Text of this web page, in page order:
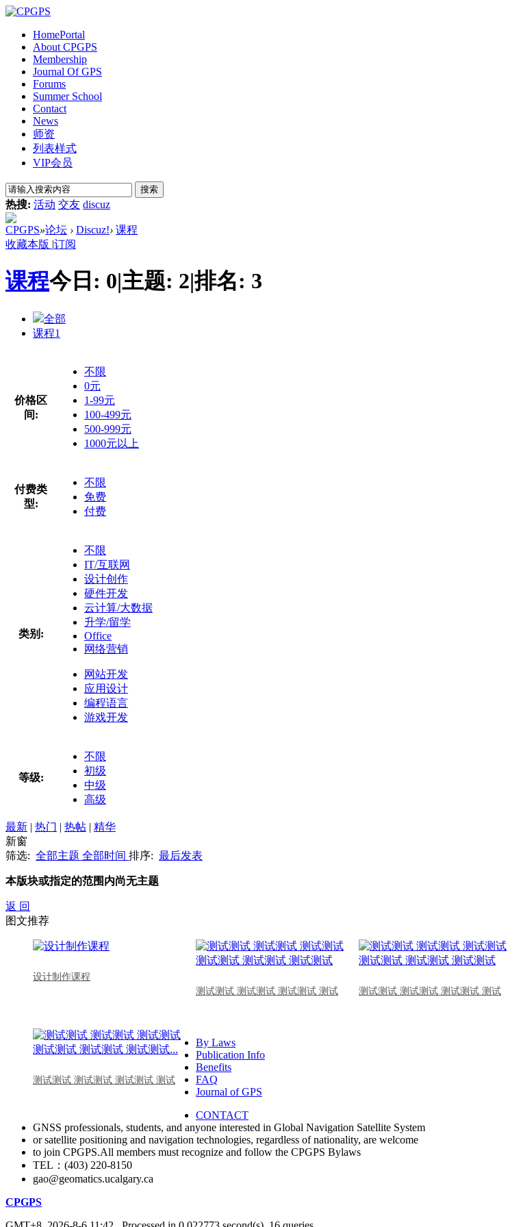
HomePortal
About CPGPS
Membership
Journal Of GPS
Forums
Summer School
Contact
News
师资
列表样式
VIP会员
搜索
热搜: 活动 交友 discuz
CPGPS»论坛 › Discuz!› 课程
收藏本版 |订阅
课程今日: 0|主题: 2|排名: 3
全部
课程1
价格区
间:
不限
0元
1-99元
100-499元
500-999元
1000元以上
付费类
型:
不限
免费
付费
类别:
不限
IT/互联网
设计创作
硬件开发
云计算/大数据
升学/留学
Office
网络营销
网站开发
应用设计
编程语言
游戏开发
等级:
不限
初级
中级
高级
最新 | 热门 | 热帖 | 精华
新窗
筛选: 全部主题 全部时间 排序: 最后发表
本版块或指定的范围内尚无主题
返 回
图文推荐
设计制作课程
测试测试 测试测试 测试测试 测试
测试测试 测试测试 测试测试 测试
测试测试 测试测试 测试测试 测试
By Laws
Publication Info
Benefits
FAQ
Journal of GPS
CONTACT
GNSS professionals, students, and anyone interested in Global Navigation Satellite System
or satellite positioning and navigation technologies, regardless of nationality, are welcome
to join CPGPS.All members must recognize and follow the CPGPS Bylaws
TEL：(403) 220-8150
gao@geomatics.ucalgary.ca
CPGPS